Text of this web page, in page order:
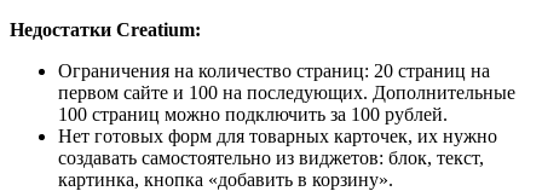
Недостатки Creatium:
Ограничения на количество страниц: 20 страниц на
первом сайте и 100 на последующих. Дополнительные
100 страниц можно подключить за 100 рублей.
Нет готовых форм для товарных карточек, их нужно
создавать самостоятельно из виджетов: блок, текст,
картинка, кнопка «добавить в корзину».